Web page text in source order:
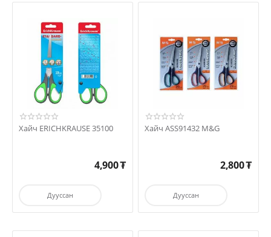
Хайч ERICHKRAUSE 35100
4,900₮
Дууссан
Хайч ASS91432 M&G
2,800₮
Дууссан